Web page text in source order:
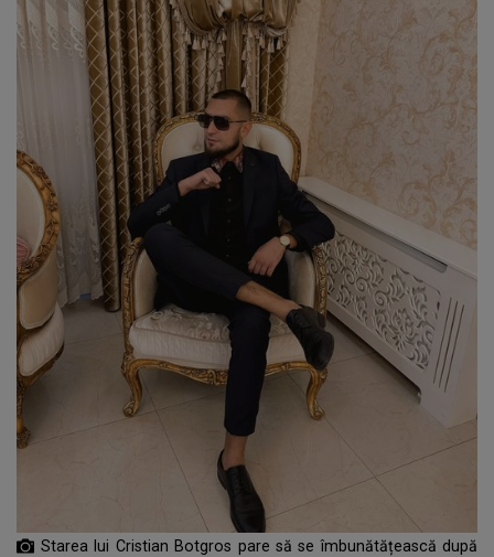
Starea lui Cristian Botgros pare să se îmbunătățească după